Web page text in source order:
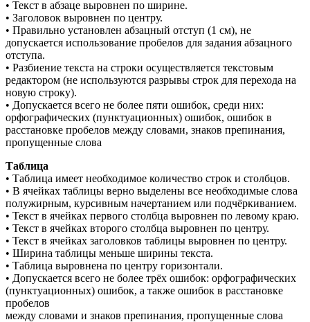
• Текст в абзаце выровнен по ширине.
• Заголовок выровнен по центру.
• Правильно установлен абзацный отступ (1 см), не
допускается использование пробелов для задания абзацного
отступа.
• Разбиение текста на строки осуществляется текстовым
редактором (не используются разрывы строк для перехода на
новую строку).
• Допускается всего не более пяти ошибок, среди них:
орфографических (пунктуационных) ошибок, ошибок в
расстановке пробелов между словами, знаков препинания,
пропущенные слова
Таблица
• Таблица имеет необходимое количество строк и столбцов.
• В ячейках таблицы верно выделены все необходимые слова
полужирным, курсивным начертанием или подчёркиванием.
• Текст в ячейках первого столбца выровнен по левому краю.
• Текст в ячейках второго столбца выровнен по центру.
• Текст в ячейках заголовков таблицы выровнен по центру.
• Ширина таблицы меньше ширины текста.
• Таблица выровнена по центру горизонтали.
• Допускается всего не более трёх ошибок: орфографических
(пунктуационных) ошибок, а также ошибок в расстановке
пробелов
между словами и знаков препинания, пропущенные слова